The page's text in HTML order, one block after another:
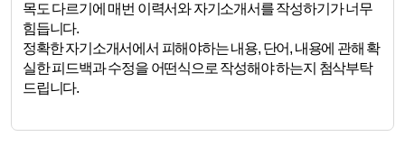
목도 다르기에 매번 이력서와 자기소개서를 작성하기가 너무
힘듭니다.
정확한 자기소개서에서 피해야하는 내용, 단어, 내용에 관해 확
실한 피드백과 수정을 어떤식으로 작성해야 하는지 첨삭부탁
드립니다.